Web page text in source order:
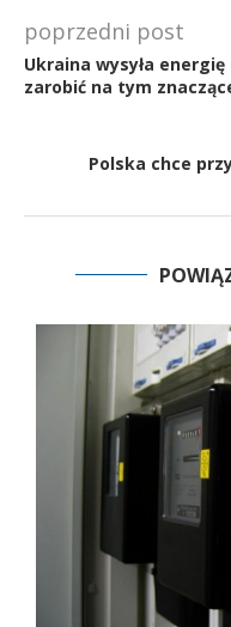
poprzedni post
Ukraina wysyła
zarobić na tym
Polska chce